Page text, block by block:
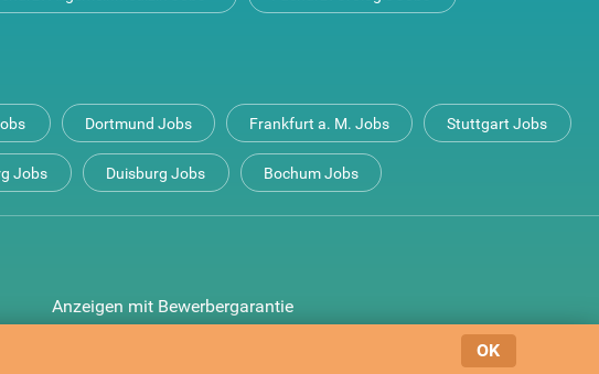
Dortmund Jobs Frankfurt a. M. Jobs Stuttgart Jobs
Jobs Duisburg Jobs Bochum Jobs
Anzeigen mit Bewerbergarantie
OK